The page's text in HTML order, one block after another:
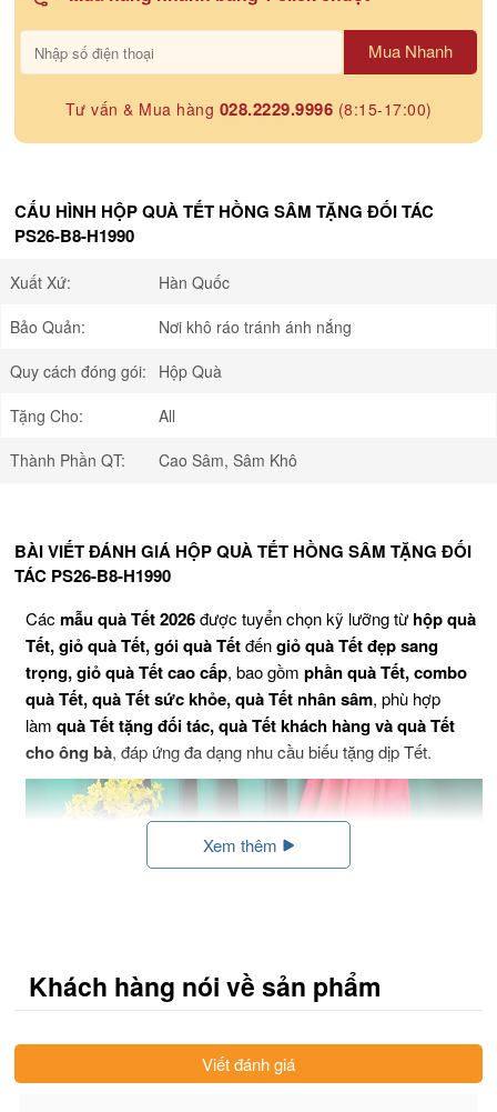
Mua Nhanh
Tư vấn & Mua hàng 028.2229.9996 (8:15-17:00)
CẤU HÌNH HỘP QUÀ TẾT HỒNG SÂM TẶNG ĐỐI TÁC
PS26-B8-H1990
Xuất Xứ:
Hàn Quốc
Bảo Quản:
Nơi khô ráo tránh ánh nắng
Quy cách đóng gói:
Hộp Quà
Tặng Cho:
All
Thành Phần QT:
Cao Sâm, Sâm Khô
BÀI VIẾT ĐÁNH GIÁ HỘP QUÀ TẾT HỒNG SÂM TẶNG ĐỐI
TÁC PS26-B8-H1990
Cácmẫu quà Tết 2026được tuyển chọn kỹ lưỡng từ hộp quà
Tết, giỏ quà Tết, gói quà Tếtđếngiỏ quà Tết đẹp sang
trọng, giỏ quà Tết cao cấp, bao gồmphần quà Tết, combo
quà Tết, quà Tết sức khỏe, quà Tết nhân sâm, phù hợp
làmquà Tết tặng đối tác, quà Tết khách hàng và quà Tết
cho ông bà, đáp ứng đa dạng nhu cầu biếu tặng dịp Tết.
Xem thêm
Khách hàng nói về sản phẩm
Viết đánh giá